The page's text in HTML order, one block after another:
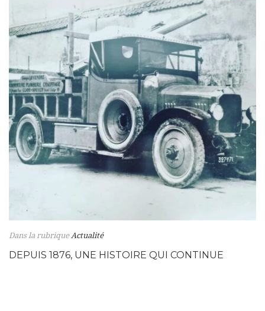
Dans la rubrique Actualité
DEPUIS 1876, UNE HISTOIRE QUI CONTINUE